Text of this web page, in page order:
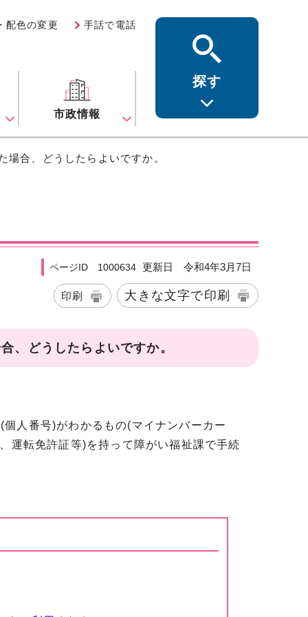
配色の変更 手話で電話
市政情報
探す
合、どうしたらよいですか。
ページID 1000634 更新日 令和4年3月7日
印刷 大きな文字で印刷
、どうしたらよいですか。
人番号)がわかるもの(マイナンバーカー
運転免許証等)を持って障がい福祉課で手続